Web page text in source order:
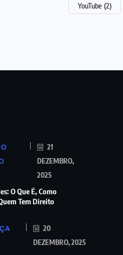
YouTube (2)
21
DEZEMBRO,
2025
O Que É, Como
Tem Direito
20
DEZEMBRO, 2025